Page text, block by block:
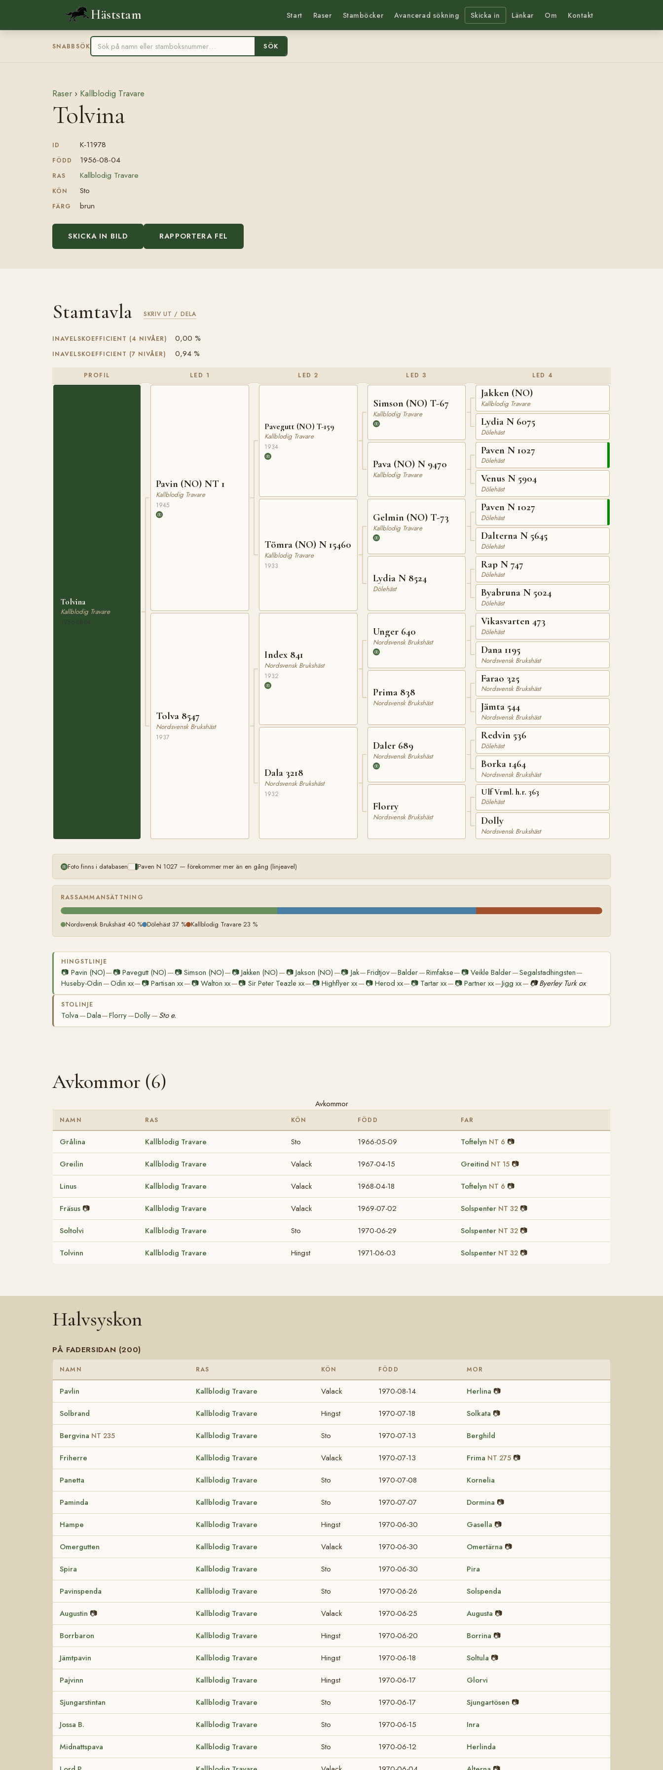
Häststam Start Raser Stamböcker Avancerad sökning Skicka in Länkar Om Kontakt
SNABBSÖK SÖK
Raser › Kallblodig Travare
Tolvina
ID K-11978
FÖDD 1956-08-04
RAS Kallblodig Travare
KÖN Sto
FÄRG brun
SKICKA IN BILD RAPPORTERA FEL
Stamtavla SKRIV UT / DELA
INAVELSKOEFFICIENT (4 NIVÅER) 0,00 %
INAVELSKOEFFICIENT (7 NIVÅER) 0,94 %
PROFIL
Tolvina
Kallblodig Travare
LED 1
Pavin (NO) NT 1
Kallblodig Travare
1945
Tolva 8547
Nordsvensk Brukshäst
1937
LED 2
Pavegutt (NO) T-159
Kallblodig Travare
1934
Tömra (NO) N 15460
Kallblodig Travare
1933
Index 841
Nordsvensk Brukshäst
1932
Dala 3218
Nordsvensk Brukshäst
1932
LED 3
Simson (NO) T-67
Kallblodig Travare
Pava (NO) N 9470
Kallblodig Travare
Gelmin (NO) T-73
Kallblodig Travare
Lydia N 8524
Dölehäst
Unger 640
Nordsvensk Brukshäst
Prima 838
Nordsvensk Brukshäst
Daler 689
Nordsvensk Brukshäst
Florry
Nordsvensk Brukshäst
LED 4
Jakken (NO)
Kallblodig Travare
Lydia N 6075
Dölehäst
Paven N 1027
Dölehäst
Venus N 5904
Dölehäst
Paven N 1027
Dölehäst
Dalterna N 5645
Dölehäst
Rap N 747
Dölehäst
Byabruna N 5024
Dölehäst
Vikasvarten 473
Dölehäst
Dana 1195
Nordsvensk Brukshäst
Farao 325
Nordsvensk Brukshäst
Jämta 544
Nordsvensk Brukshäst
Redvin 536
Dölehäst
Borka 1464
Nordsvensk Brukshäst
Ulf Vrml. h.r. 363
Dölehäst
Dolly
Nordsvensk Brukshäst
Foto finns i databasen Paven N 1027 — förekommer mer än en gång (linjeavel)
RASSAMMANSÄTTNING
Nordsvensk Brukshäst 40 % Dölehäst 37 % Kallblodig Travare 23 %
HINGSTLINJE
📷 Pavin (NO)— 📷Pavegutt (NO) — 📷 Simson (NO)— 📷 Jakken (NO) — 📷Jakson (NO) —📷 Jak—Fridtjov—Balder—Rimfakse— 📷 Veikle Balder—Segalstadhingsten—
Huseby-Odin —Odin xx— 📷Partisan xx— 📷Walton xx—📷 Sir Peter Teazle xx— 📷Highflyer xx— 📷 Herod xx— 📷 Tartar xx— 📷Partner xx—Jigg xx— 📷 Byerley Turk ox
STOLINJE
Tolva —Dala—Florry—Dolly— Sto e.
Avkommor (6)
Avkommor
NAMN RAS KÖN FÖDD FAR
Grålina Kallblodig Travare Sto 1966-05-09 Toftelyn NT 6 📷
Greilin Kallblodig Travare Valack 1967-04-15 Greitind NT 15 📷
Linus Kallblodig Travare Valack 1968-04-18 Toftelyn NT 6 📷
Fräsus 📷 Kallblodig Travare Valack 1969-07-02 Solspenter NT 32 📷
Soltolvi Kallblodig Travare Sto 1970-06-29 Solspenter NT 32 📷
Tolvinn Kallblodig Travare Hingst 1971-06-03 Solspenter NT 32 📷
Halvsyskon
PÅ FADERSIDAN (200)
NAMN RAS KÖN FÖDD MOR
Pavlin Kallblodig Travare Valack 1970-08-14 Herlina 📷
Solbrand Kallblodig Travare Hingst 1970-07-18 Solkata 📷
Bergvina NT 235 Kallblodig Travare Sto 1970-07-13 Berghild
Friherre Kallblodig Travare Valack 1970-07-13 Frima NT 275 📷
Panetta Kallblodig Travare Sto 1970-07-08 Kornelia
Paminda Kallblodig Travare Sto 1970-07-07 Dormina 📷
Hampe Kallblodig Travare Hingst 1970-06-30 Gasella 📷
Omergutten Kallblodig Travare Valack 1970-06-30 Omertärna 📷
Spira Kallblodig Travare Sto 1970-06-30 Pira
Pavinspenda Kallblodig Travare Sto 1970-06-26 Solspenda
Augustin 📷 Kallblodig Travare Valack 1970-06-25 Augusta 📷
Borrbaron Kallblodig Travare Hingst 1970-06-20 Borrina 📷
Jämtpavin Kallblodig Travare Hingst 1970-06-18 Soltula 📷
Pajvinn Kallblodig Travare Hingst 1970-06-17 Glorvi
Sjungarstintan Kallblodig Travare Sto 1970-06-17 Sjungartösen 📷
Jossa B. Kallblodig Travare Sto 1970-06-15 Inra
Midnattspava Kallblodig Travare Sto 1970-06-12 Herlinda